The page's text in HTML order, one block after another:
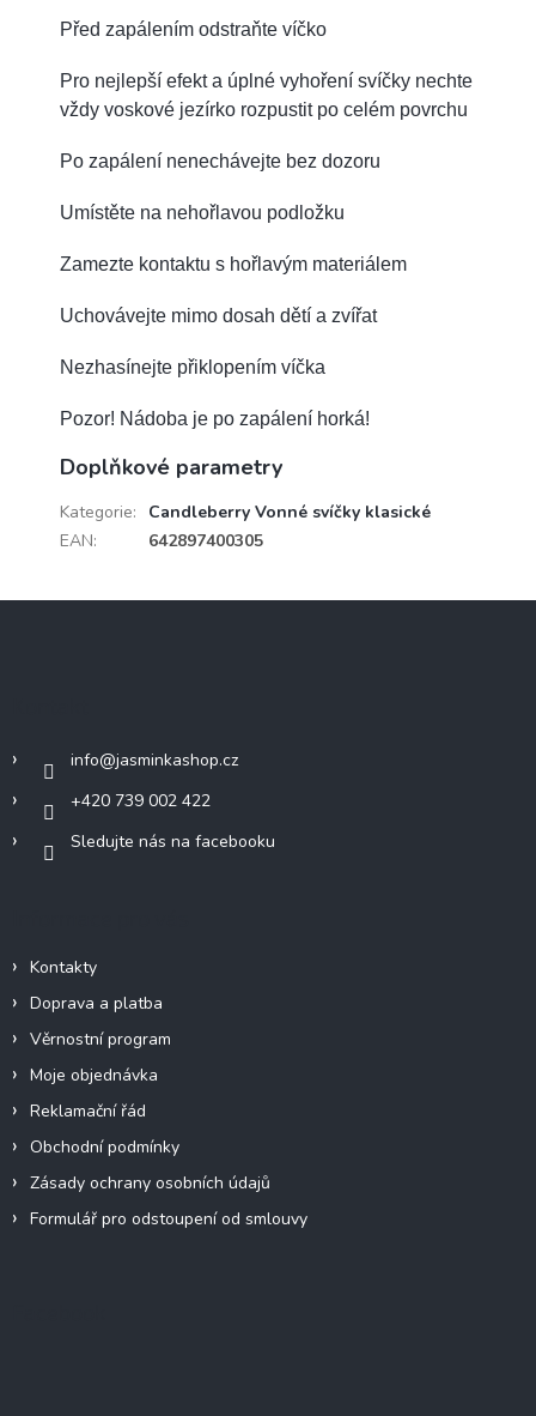
Před zapálením odstraňte víčko
Pro nejlepší efekt a úplné vyhoření svíčky nechte
vždy voskové jezírko rozpustit po celém povrchu
Po zapálení nenechávejte bez dozoru
Umístěte na nehořlavou podložku
Zamezte kontaktu s hořlavým materiálem
Uchovávejte mimo dosah dětí a zvířat
Nezhasínejte přiklopením víčka
Pozor! Nádoba je po zapálení horká!
Doplňkové parametry
Kategorie:
Candleberry Vonné svíčky klasické
EAN: 642897400305
info@jasminkashop.cz
+420 739 002 422
Sledujte nás na facebooku
Kontakty
Doprava a platba
Věrnostní program
Moje objednávka
Reklamační řád
Obchodní podmínky
Zásady ochrany osobních údajů
Formulář pro odstoupení od smlouvy